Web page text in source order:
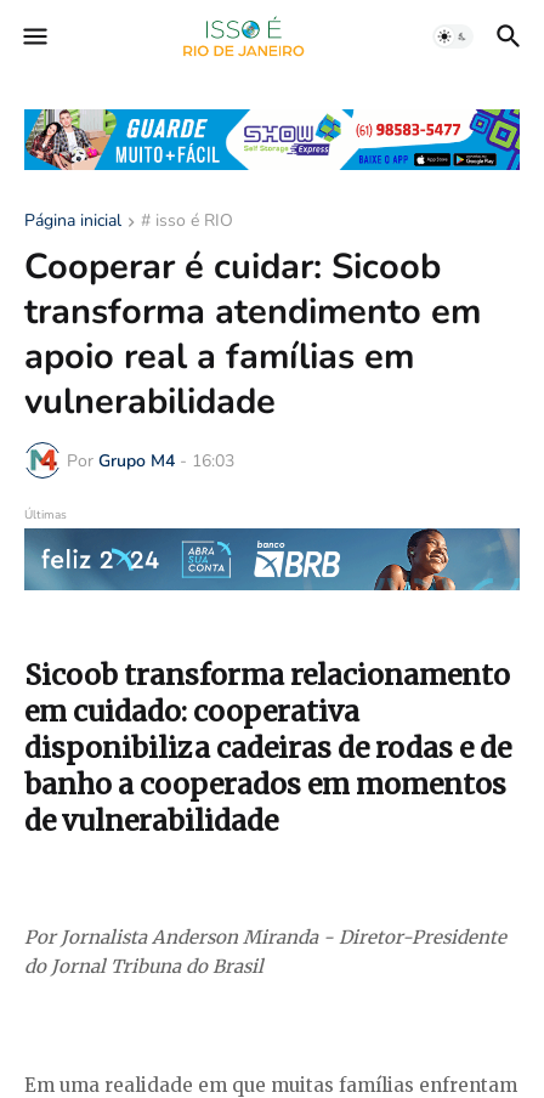
Página inicial # isso é RIO
Cooperar é cuidar: Sicoob
transforma atendimento em
apoio real a famílias em
vulnerabilidade
Por Grupo M4 - 16:03
Últimas
Sicoob transforma relacionamento
em cuidado: cooperativa
disponibiliza cadeiras de rodas e de
banho a cooperados em momentos
de vulnerabilidade
Por Jornalista Anderson Miranda - Diretor-Presidente
do Jornal Tribuna do Brasil
Em uma realidade em que muitas famílias enfrentam